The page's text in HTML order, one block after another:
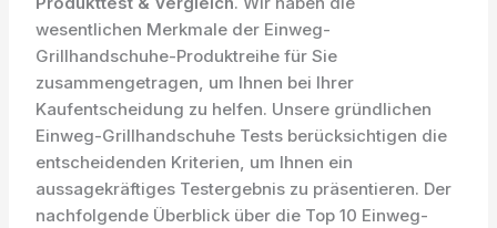
wesentlichen Merkmale der Einweg-
Grillhandschuhe-Produktreihe für Sie
zusammengetragen, um Ihnen bei Ihrer
Kaufentscheidung zu helfen. Unsere gründlichen
Einweg-Grillhandschuhe Tests berücksichtigen die
entscheidenden Kriterien, um Ihnen ein
aussagekräftiges Testergebnis zu präsentieren. Der
nachfolgende Überblick über die Top 10 Einweg-